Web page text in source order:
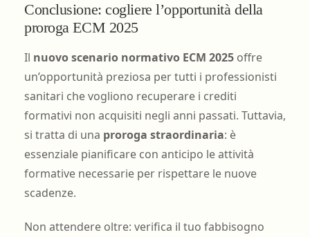
Conclusione: cogliere l’opportunità della
proroga ECM 2025
Il nuovo scenario normativo ECM 2025offre
un’opportunità preziosa per tutti i professionisti
sanitari che vogliono recuperare i crediti
formativi non acquisiti negli anni passati. Tuttavia,
si tratta di una proroga straordinaria: è
essenziale pianificare con anticipo le attività
formative necessarie per rispettare le nuove
scadenze.
Non attendere oltre: verifica il tuo fabbisogno